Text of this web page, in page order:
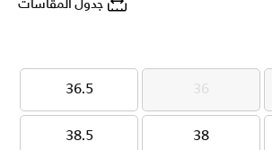
جدول المقاسات
36
36
36.5
36.5
38
38
38.5
38.5